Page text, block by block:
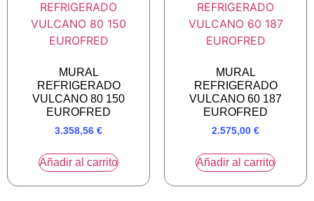
MURAL
REFRIGERADO
VULCANO 80 150
EUROFRED
3.358,56 €
Añadir al carrito
MURAL
REFRIGERADO
VULCANO 60 187
EUROFRED
2.575,00 €
Añadir al carrito